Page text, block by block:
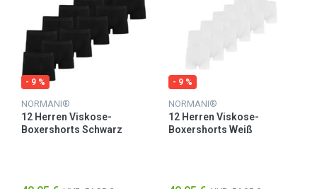
- 9 %
NORMANI®
12 Herren Viskose-
Boxershorts Schwarz
- 9 %
NORMANI®
12 Herren Viskose-
Boxershorts Weiß